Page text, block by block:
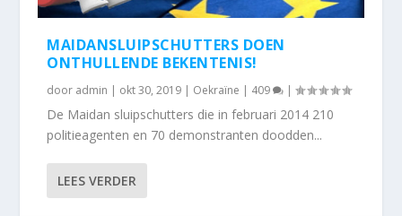
MAIDANSLUIPSCHUTTERS DOEN
ONTHULLENDE BEKENTENIS!
door admin | okt 30, 2019 | Oekraïne | 409 |
De Maidan sluipschutters die in februari 2014 210
politieagenten en 70 demonstranten doodden...
LEES VERDER